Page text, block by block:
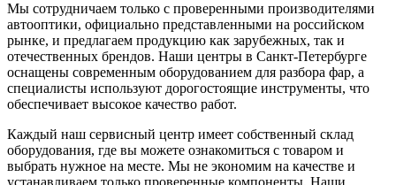
Мы сотрудничаем только с проверенными производителями
автооптики, официально представленными на российском
рынке, и предлагаем продукцию как зарубежных, так и
отечественных брендов. Наши центры в Санкт-Петербурге
оснащены современным оборудованием для разбора фар, а
специалисты используют дорогостоящие инструменты, что
обеспечивает высокое качество работ.
Каждый наш сервисный центр имеет собственный склад
оборудования, где вы можете ознакомиться с товаром и
выбрать нужное на месте. Мы не экономим на качестве и
устанавливаем только проверенные компоненты. Наши